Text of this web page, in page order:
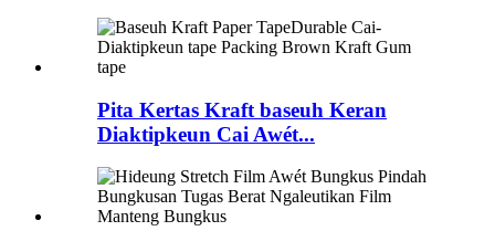
Pita Kertas Kraft baseuh Keran
Diaktipkeun Cai Awét...